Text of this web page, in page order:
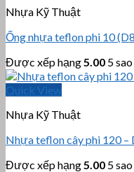
Nhựa Kỹ Thuật
Ống nhựa teflon phi 10
Được xếp hạng 5.00 5 sao
Quick View
Nhựa Kỹ Thuật
Nhựa teflon cây phi 120
Được xếp hạng 5.00 5 sao